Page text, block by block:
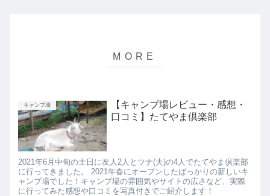
キャンプ場
【キャンプ場レビュー・感想・
口コミ】たてやま倶楽部
2021年6月中旬の土日に友人2人とツナ(夫)の4人でたてやま倶楽部
に行ってきました。 2021年春にオープンしたばっかりの新しいキ
ャンプ場でした！キャンプ場の雰囲気やサイトの広さなど、実際
に行ってみた感想や口コミを写真付きでご紹介します！